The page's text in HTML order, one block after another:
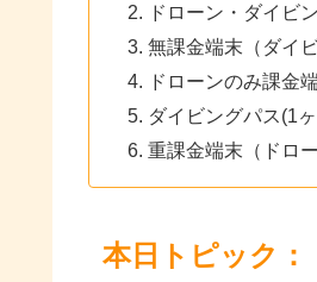
ドローン・ダイビ
無課金端末（ダイ
ドローンのみ課金
ダイビングパス(1
重課金端末（ドロ
本日トピック：